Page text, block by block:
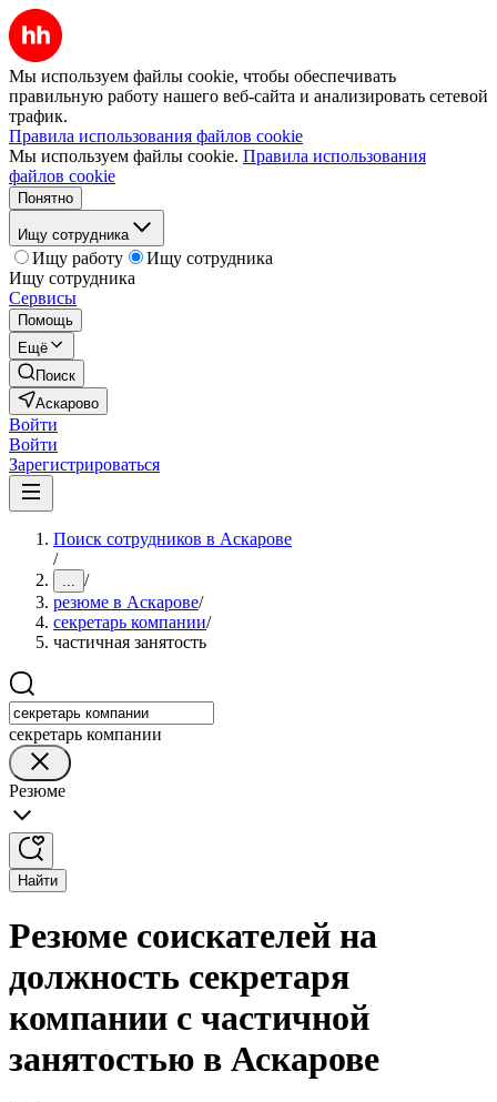
Мы используем файлы cookie, чтобы обеспечивать
правильную работу нашего веб-сайта и анализировать сетевой
трафик.
Правила использования файлов cookie
Мы используем файлы cookie. Правила использования
файлов cookie
Понятно
Ищу сотрудника
Ищу работу
Ищу сотрудника
Ищу сотрудника
Сервисы
Помощь
Ещё
Поиск
Аскарово
Войти
Войти
Зарегистрироваться
Поиск сотрудников в Аскарове
/
... /
резюме в Аскарове/
секретарь компании/
частичная занятость
секретарь компании
Резюме
Найти
Резюме соискателей на
должность секретаря
компании с частичной
занятостью в Аскарове